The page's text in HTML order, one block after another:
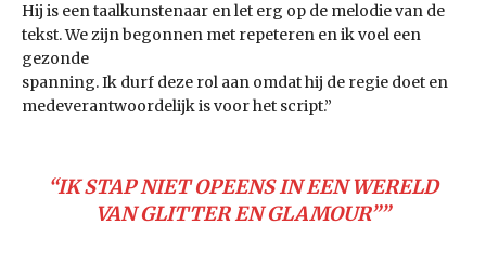
Hij is een taalkunstenaar en let erg op de melodie van de
tekst. We zijn begonnen met repeteren en ik voel een
gezonde
spanning. Ik durf deze rol aan omdat hij de regie doet en
medeverantwoordelijk is voor het script.”
“IK STAP NIET OPEENS IN EEN WERELD
VAN GLITTER EN GLAMOUR””